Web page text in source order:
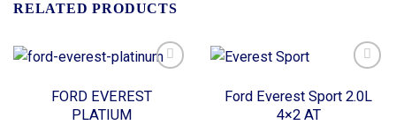
RELATED PRODUCTS
FORD EVEREST
PLATIUM
Ford Everest Sport 2.0L
4×2 AT